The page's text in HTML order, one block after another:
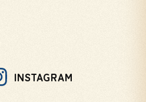
INSTAGRAM